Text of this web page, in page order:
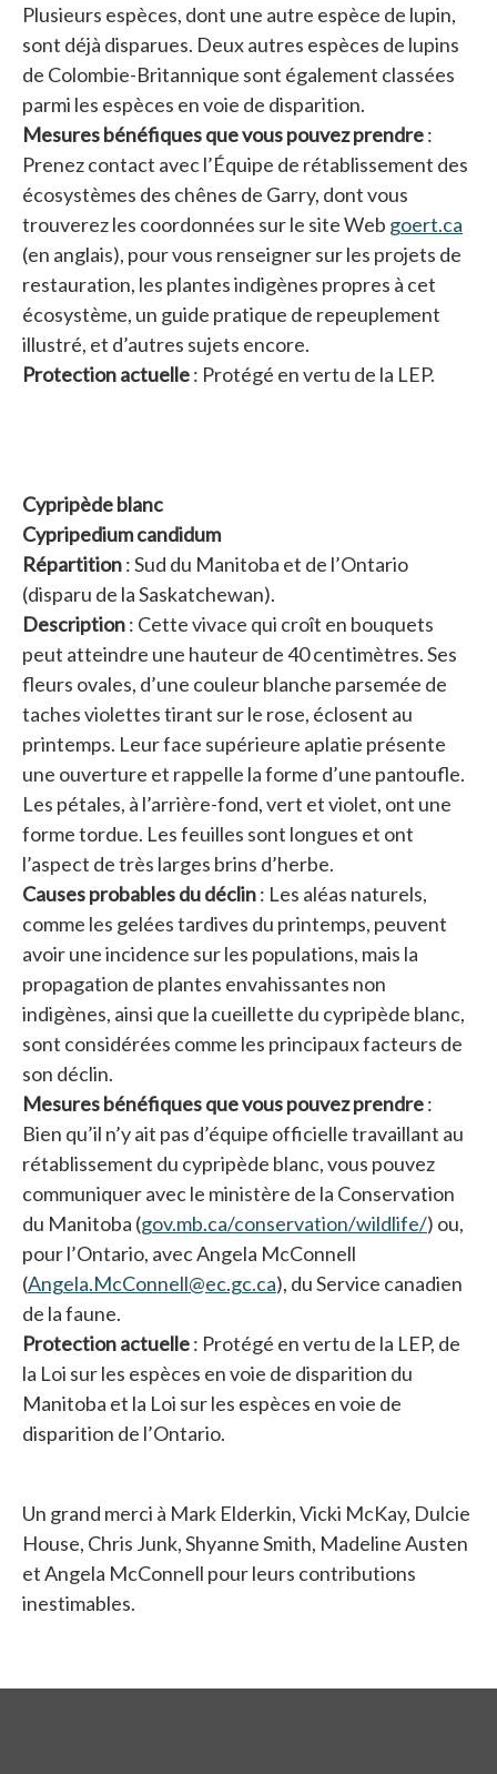
Plusieurs espèces, dont une autre espèce de lupin,
sont déjà disparues. Deux autres espèces de lupins
de Colombie-Britannique sont également classées
parmi les espèces en voie de disparition.
Mesures bénéfiques que vous pouvez prendre:
Prenez contact avec l’Équipe de rétablissement des
écosystèmes des chênes de Garry, dont vous
trouverez les coordonnées sur le site Web goert.ca
(en anglais), pour vous renseigner sur les projets de
restauration, les plantes indigènes propres à cet
écosystème, un guide pratique de repeuplement
illustré, et d’autres sujets encore.
Protection actuelle: Protégé en vertu de la LEP.
Cypripède blanc
Cypripedium candidum
Répartition: Sud du Manitoba et de l’Ontario
(disparu de la Saskatchewan).
Description: Cette vivace qui croît en bouquets
peut atteindre une hauteur de 40 centimètres. Ses
fleurs ovales, d’une couleur blanche parsemée de
taches violettes tirant sur le rose, éclosent au
printemps. Leur face supérieure aplatie présente
une ouverture et rappelle la forme d’une pantoufle.
Les pétales, à l’arrière-fond, vert et violet, ont une
forme tordue. Les feuilles sont longues et ont
l’aspect de très larges brins d’herbe.
Causes probables du déclin: Les aléas naturels,
comme les gelées tardives du printemps, peuvent
avoir une incidence sur les populations, mais la
propagation de plantes envahissantes non
indigènes, ainsi que la cueillette du cypripède blanc,
sont considérées comme les principaux facteurs de
son déclin.
Mesures bénéfiques que vous pouvez prendre:
Bien qu’il n’y ait pas d’équipe officielle travaillant au
rétablissement du cypripède blanc, vous pouvez
communiquer avec le ministère de la Conservation
du Manitoba (gov.mb.ca/conservation/wildlife/) ou,
pour l’Ontario, avec Angela McConnell
(Angela.McConnell@ec.gc.ca), du Service canadien
de la faune.
Protection actuelle: Protégé en vertu de la LEP, de
la Loi sur les espèces en voie de disparition du
Manitoba et la Loi sur les espèces en voie de
disparition de l’Ontario.
Un grand merci à Mark Elderkin, Vicki McKay, Dulcie
House, Chris Junk, Shyanne Smith, Madeline Austen
et Angela McConnell pour leurs contributions
inestimables.